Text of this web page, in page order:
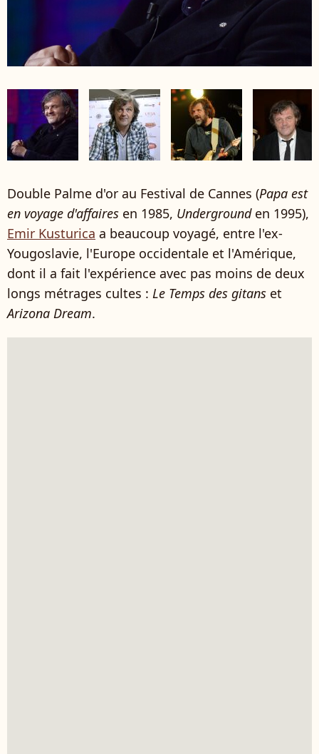
Double Palme d'or au Festival de Cannes (Papa est
en voyage d'affaires en 1985, Undergrounden 1995),
Emir Kusturica a beaucoup voyagé, entre l'ex-
Yougoslavie, l'Europe occidentale et l'Amérique,
dont il a fait l'expérience avec pas moins de deux
longs métrages cultes : Le Temps des gitans et
Arizona Dream.